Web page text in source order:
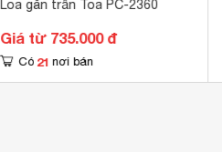
Loa gắn trần Toa PC-2360
Giá từ 735.000 đ
Có 21 nơi bán